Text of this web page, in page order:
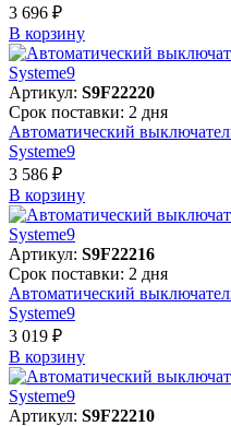
3 696 ₽
В корзинy
Артикул: S9F22220
Срок поставки: 2 дня
Автоматический
Systeme9
3 586 ₽
В корзинy
Артикул: S9F22216
Срок поставки: 2 дня
Автоматический
Systeme9
3 019 ₽
В корзинy
Артикул: S9F22210